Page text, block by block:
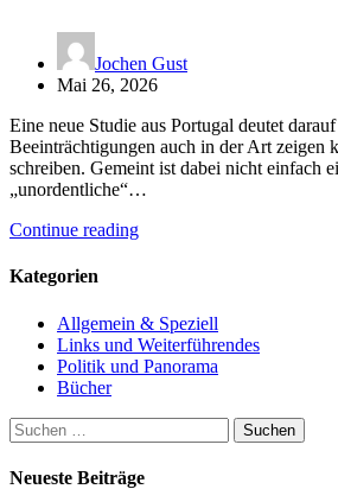
Jochen Gust
Mai 26, 2026
Eine neue Studie aus Portugal deutet
Beeinträchtigungen auch in der Art zeigen
schreiben. Gemeint ist dabei nicht einfach
„unordentliche“…
Continue reading
Kategorien
Allgemein & Speziell
Links und Weiterführendes
Politik und Panorama
Bücher
Suchen
nach:
Neueste Beiträge